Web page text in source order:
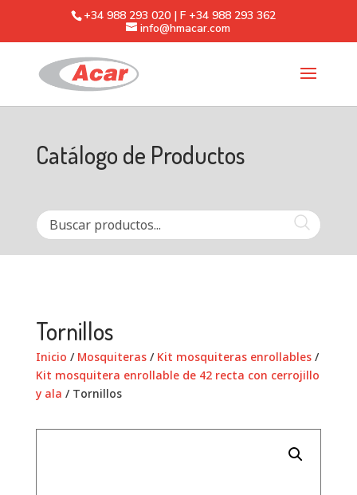
+34 988 293 020 | F +34 988 293 362
info@hmacar.com
Catálogo de Productos
Tornillos
Inicio / Mosquiteras/ Kit mosquiteras enrollables/
Kit mosquitera enrollable de 42 recta con cerrojillo
y ala / Tornillos